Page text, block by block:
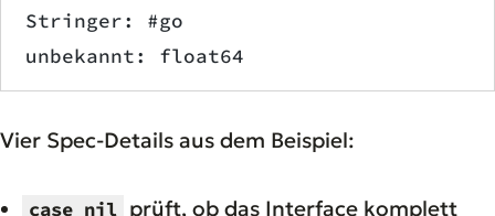
Stringer: #go
unbekannt: float64
Vier Spec-Details aus dem Beispiel:
case nil prüft, ob das Interface komplett